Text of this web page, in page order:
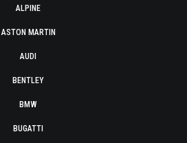
ALPINE
ASTON MARTIN
AUDI
BENTLEY
BMW
BUGATTI